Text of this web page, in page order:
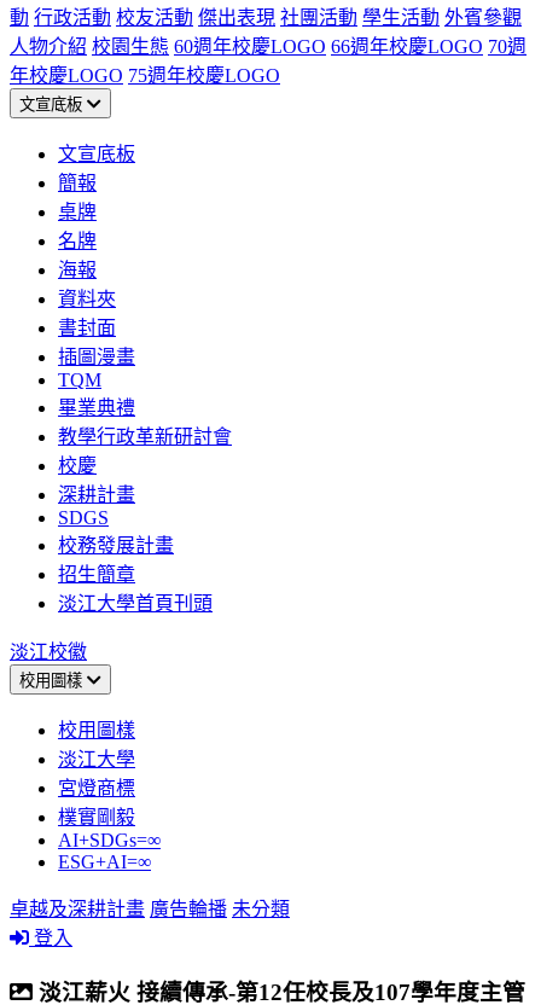
動 行政活動 校友活動 傑出表現 社團活動 學生活動 外賓參觀
人物介紹 校園生態 60週年校慶LOGO 66週年校慶LOGO 70週
年校慶LOGO 75週年校慶LOGO
文宣底板
文宣底板
簡報
桌牌
名牌
海報
資料夾
書封面
插圖漫畫
TQM
畢業典禮
教學行政革新研討會
校慶
深耕計畫
SDGS
校務發展計畫
招生簡章
淡江大學首頁刊頭
淡江校徽
校用圖樣
校用圖樣
淡江大學
宮燈商標
樸實剛毅
AI+SDGs=∞
ESG+AI=∞
卓越及深耕計畫 廣告輪播 未分類
登入
淡江薪火 接續傳承-第12任校長及107學年度主管